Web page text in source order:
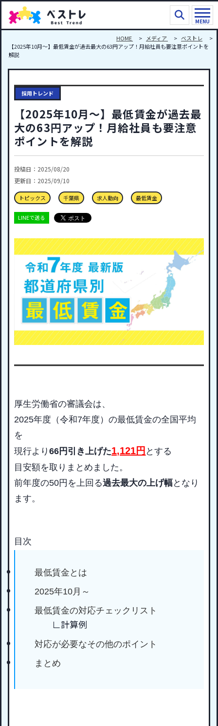
MENU
HOME メディア
ベストレ
【2025年10月～】最低賃金が過去最大の63円アップ！月給社員も要注意ポイントを
解説
採用トレンド
【2025年10月～】最低賃金が過去最
大の63円アップ！月給社員も要注意
ポイントを解説
投稿日：2025/08/20
更新日：2025/09/10
トピックス 千葉県 求人動向 最低賃金
LINEで送る
厚生労働省の審議会は、
2025年度（令和7年度）の最低賃金の全国平均
を
現行より66円引き上げた1,121円 とする
目安額を取りまとめました。
前年度の50円を上回 る過去最大の上げ幅となり
ます。
目次
最低賃金とは
2025年10月～
最低賃金の対応チェックリスト
∟計算例
対応が必要なその他のポイント
まとめ